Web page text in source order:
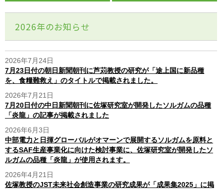
2026年のお知らせ
2026年7月24日
7月23日付の朝日新聞朝刊に芦苅教授の研究が「途上国に新品種
を、食糧難救え」のタイトルで掲載されました。
2026年7月21日
7月20日付の中日新聞朝刊に佐塚研究室が開発したソルガムの品種
「炎龍」の記事が掲載されました
2026年6月3日
中部電力と日揮グローバルがオマーンで展開するソルガムを原料と
するSAF生産事業化に向けた検討事業に、佐塚研究室が開発したソ
ルガムの品種「炎龍」が使用されます。
2026年4月21日
佐塚教授のJST未来社会創造事業の研究成果が「成果集2025」に掲